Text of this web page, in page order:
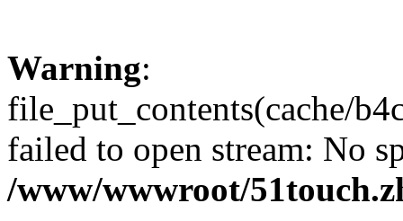
Warning:
file_put_contents(cache/
failed to open stream: No
/www/wwwroot/